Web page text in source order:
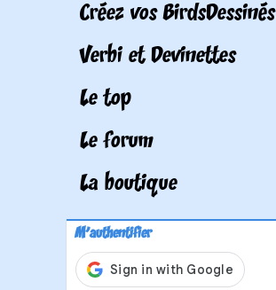
Créez vos BirdsDessinés
Verbi et Devinettes
Le top
Le forum
La boutique
M'authentifier